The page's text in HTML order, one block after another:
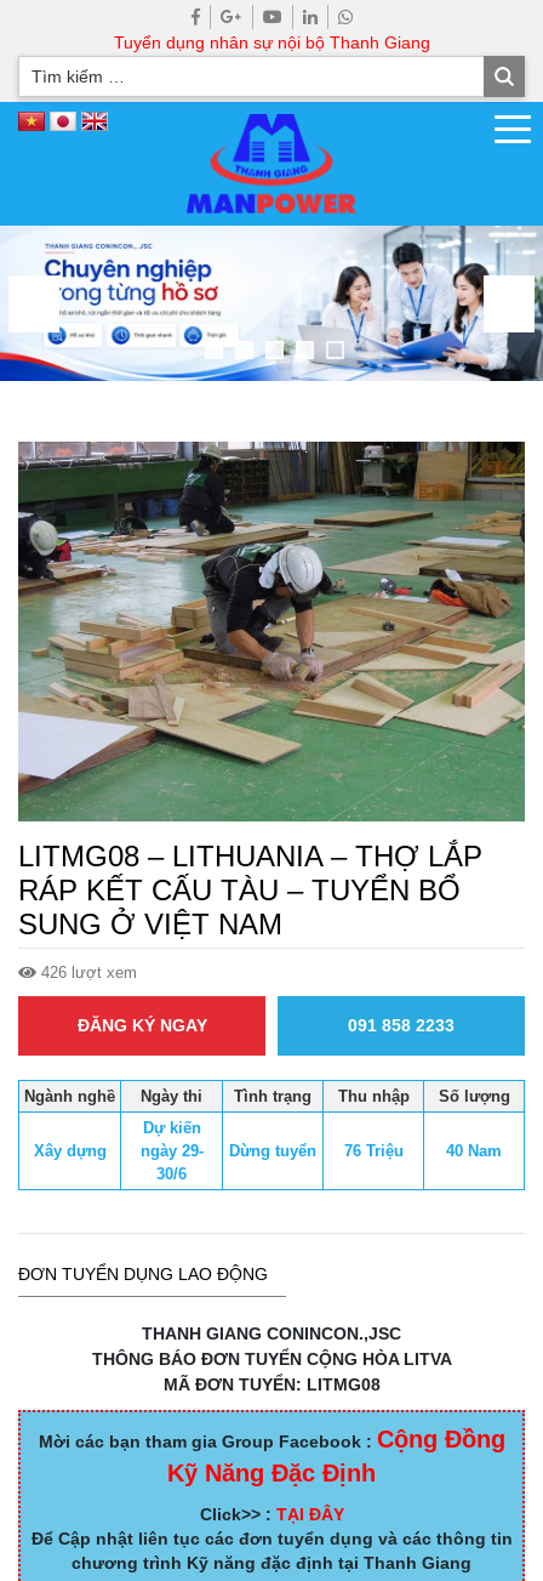
Tuyển dụng nhân sự nội bộ Thanh Giang
LITMG08 – LITHUANIA – THỢ LẮP
RÁP KẾT CẤU TÀU – TUYỂN BỔ
SUNG Ở VIỆT NAM
426 lượt xem
ĐĂNG KÝ NGAY 091 858 2233
Ngành nghề Ngày thi Tình trạng Thu nhập Số lượng
Xây dựng
Dự kiến
ngày 29-
30/6
Dừng tuyển 76 Triệu 40 Nam
ĐƠN TUYỂN DỤNG LAO ĐỘNG
THANH GIANG CONINCON.,JSC
THÔNG BÁO ĐƠN TUYỂN CỘNG HÒA LITVA
MÃ ĐƠN TUYỂN: LITMG08
Mời các bạn tham gia Group Facebook : Cộng Đồng
Kỹ Năng Đặc Định
Click>> : TẠI ĐÂY
Để Cập nhật liên tục các đơn tuyển dụng và các thông tin
chương trình Kỹ năng đặc định tại Thanh Giang